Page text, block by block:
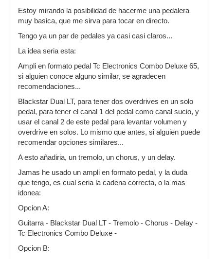
Estoy mirando la posibilidad de hacerme una pedalera
muy basica, que me sirva para tocar en directo.
Tengo ya un par de pedales ya casi casi claros...
La idea seria esta:
Ampli en formato pedal Tc Electronics Combo Deluxe 65,
si alguien conoce alguno similar, se agradecen
recomendaciones...
Blackstar Dual LT, para tener dos overdrives en un solo
pedal, para tener el canal 1 del pedal como canal sucio, y
usar el canal 2 de este pedal para levantar volumen y
overdrive en solos. Lo mismo que antes, si alguien puede
recomendar opciones similares...
A esto añadiria, un tremolo, un chorus, y un delay.
Jamas he usado un ampli en formato pedal, y la duda
que tengo, es cual seria la cadena correcta, o la mas
idonea:
Opcion A:
Guitarra - Blackstar Dual LT - Tremolo - Chorus - Delay -
Tc Electronics Combo Deluxe -
Opcion B: